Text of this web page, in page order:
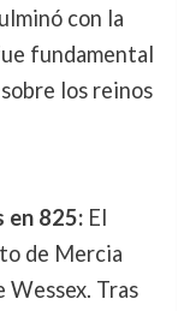
con la
fundamental
los reinos
en 825:El
de Mercia
Tras